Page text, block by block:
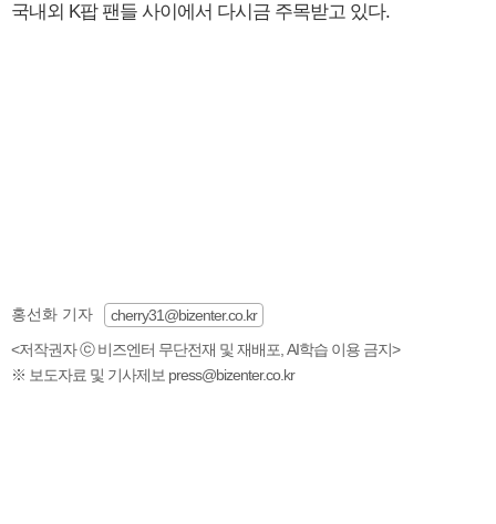
국내외 K팝 팬들 사이에서 다시금 주목받고 있다.
홍선화 기자
cherry31@bizenter.co.kr
<저작권자 ⓒ 비즈엔터 무단전재 및 재배포, AI학습 이용 금지>
※ 보도자료 및 기사제보 press@bizenter.co.kr